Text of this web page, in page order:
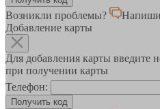
Возникли проблемы?
Добавление карты
Для добавления карты введите
при получении карты
Телефон: